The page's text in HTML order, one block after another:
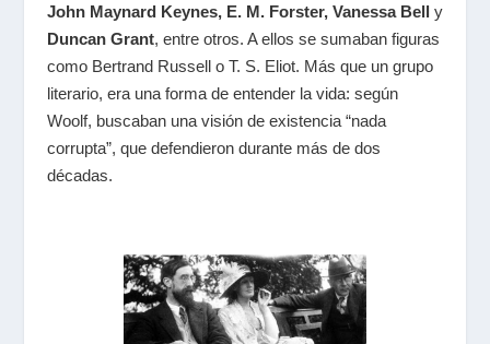
John Maynard Keynes, E. M. Forster, Vanessa Bell y
Duncan Grant, entre otros. A ellos se sumaban figuras
como Bertrand Russell o T. S. Eliot. Más que un grupo
literario, era una forma de entender la vida: según
Woolf, buscaban una visión de existencia “nada
corrupta”, que defendieron durante más de dos
décadas.